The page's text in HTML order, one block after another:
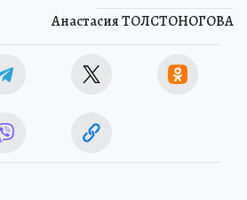
Анастасия ТОЛСТОНОГОВА